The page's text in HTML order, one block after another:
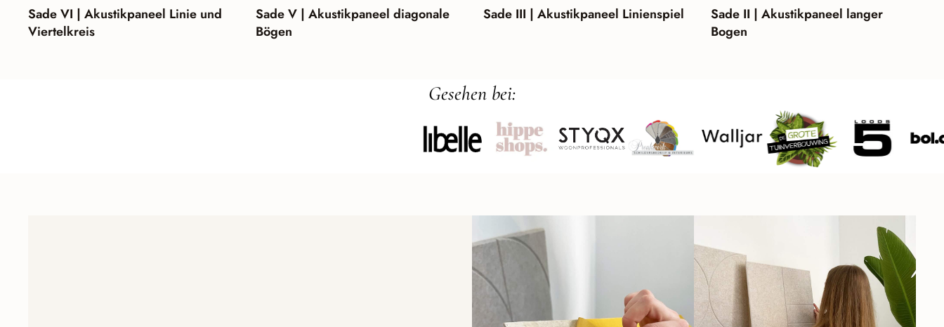
Sade VI | Akustikpaneel Linie und
Viertelkreis
Sade V | Akustikpaneel diagonale
Bögen
Sade III | Akustikpaneel Linienspiel
Sade II | Akustikpaneel langer
Bogen
Gesehen bei: